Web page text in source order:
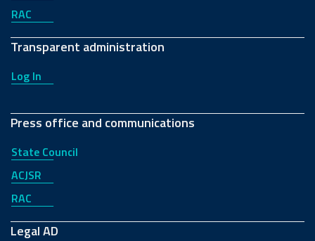
RAC
Transparent administration
Log In
Press office and communications
State Council
ACJSR
RAC
Legal AD